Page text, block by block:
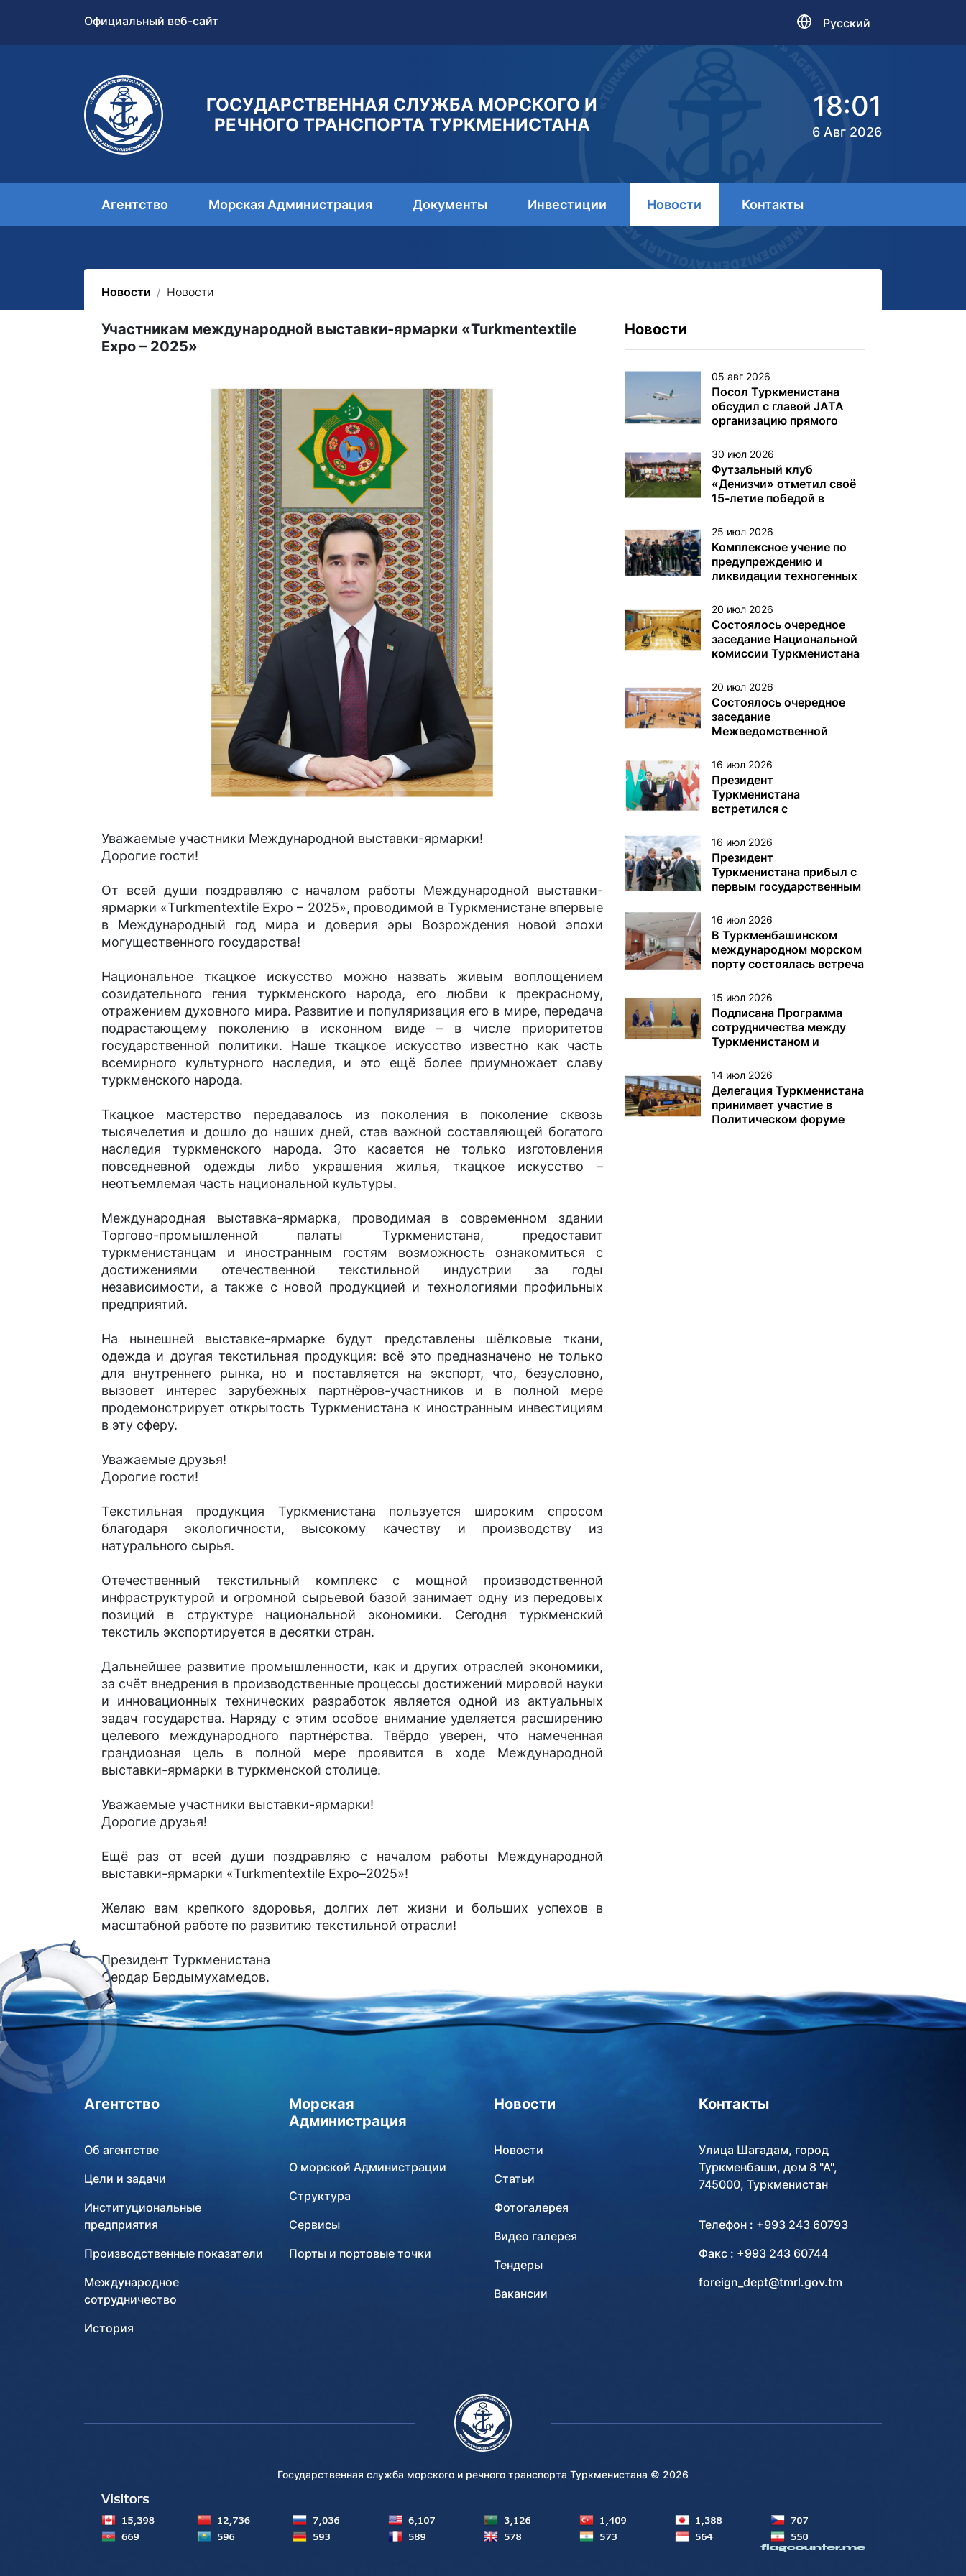
Официальный веб-сайт Русский
ГОСУДАРСТВЕННАЯ СЛУЖБА МОРСКОГО И
РЕЧНОГО ТРАНСПОРТА ТУРКМЕНИСТАНА
18:01
6 Авг 2026
Агентство Морская Администрация Документы Инвестиции Новости Контакты
Новости Новости
Участникам международной выставки-ярмарки «Turkmentextile
Expo – 2025»
Уважаемые участники Международной выставки-ярмарки!
Дорогие гости!
От всей души поздравляю с началом работы Международной выставки-
ярмарки «Turkmentextile Expo – 2025», проводимой в Туркменистане впервые
в Международный год мира и доверия эры Возрождения новой эпохи
могущественного государства!
Национальное ткацкое искусство можно назвать живым воплощением
созидательного гения туркменского народа, его любви к прекрасному,
отражением духовного мира. Развитие и популяризация его в мире, передача
подрастающему поколению в исконном виде – в числе приоритетов
государственной политики. Наше ткацкое искусство известно как часть
всемирного культурного наследия, и это ещё более приумножает славу
туркменского народа.
Ткацкое мастерство передавалось из поколения в поколение сквозь
тысячелетия и дошло до наших дней, став важной составляющей богатого
наследия туркменского народа. Это касается не только изготовления
повседневной одежды либо украшения жилья, ткацкое искусство –
неотъемлемая часть национальной культуры.
Международная выставка-ярмарка, проводимая в современном здании
Торгово-промышленной палаты Туркменистана, предоставит
туркменистанцам и иностранным гостям возможность ознакомиться с
достижениями отечественной текстильной индустрии за годы
независимости, а также с новой продукцией и технологиями профильных
предприятий.
На нынешней выставке-ярмарке будут представлены шёлковые ткани,
одежда и другая текстильная продукция: всё это предназначено не только
для внутреннего рынка, но и поставляется на экспорт, что, безусловно,
вызовет интерес зарубежных партнёров-участников и в полной мере
продемонстрирует открытость Туркменистана к иностранным инвестициям
в эту сферу.
Уважаемые друзья!
Дорогие гости!
Текстильная продукция Туркменистана пользуется широким спросом
благодаря экологичности, высокому качеству и производству из
натурального сырья.
Отечественный текстильный комплекс с мощной производственной
инфраструктурой и огромной сырьевой базой занимает одну из передовых
позиций в структуре национальной экономики. Сегодня туркменский
текстиль экспортируется в десятки стран.
Дальнейшее развитие промышленности, как и других отраслей экономики,
за счёт внедрения в производственные процессы достижений мировой науки
и инновационных технических разработок является одной из актуальных
задач государства. Наряду с этим особое внимание уделяется расширению
целевого международного парт­нёрства. Твёрдо уверен, что намеченная
грандиозная цель в полной мере проявится в ходе Международной
выставки-ярмарки в туркменской столице.
Уважаемые участники выставки-ярмарки!
Дорогие друзья!
Ещё раз от всей души поздравляю с началом работы Международной
выставки-ярмарки «Turkmentextile Expo–2025»!
Желаю вам крепкого здоровья, долгих лет жизни и больших успехов в
масштабной работе по развитию текстильной отрасли!
Президент Туркменистана
Сердар Бердымухамедов.
Новости
05 авг 2026
Посол Туркменистана
обсудил с главой JATA
организацию прямого
30 июл 2026
Футзальный клуб
«Денизчи» отметил своё
15-летие победой в
«Денизчи»
25 июл 2026
Комплексное учение по
предупреждению и
ликвидации техногенных
нефтегазодобывающих
платформах и других
объектах (сооружениях)
различного назначения в
туркменском секторе
20 июл 2026
Состоялось очередное
заседание Национальной
комиссии Туркменистана
20 июл 2026
Состоялось очередное
заседание
Межведомственной
по вопросам Каспийского
моря
16 июл 2026
Президент
Туркменистана
встретился с
16 июл 2026
Президент
Туркменистана прибыл с
первым государственным
16 июл 2026
В Туркменбашинском
международном морском
порту состоялась встреча
15 июл 2026
Подписана Программа
сотрудничества между
Туркменистаном и
14 июл 2026
Делегация Туркменистана
принимает участие в
Политическом форуме
Агентство
Об агентстве
Цели и задачи
Институциональные
предприятия
Производственные показатели
Международное
сотрудничество
История
Морская
Администрация
О морской Администрации
Структура
Сервисы
Порты и портовые точки
Новости
Новости
Статьи
Фотогалерея
Видео галерея
Тендеры
Вакансии
Контакты
Улица Шагадам, город
Туркменбаши, дом 8 "А",
745000, Туркменистан
Телефон : +993 243 60793
Факс : +993 243 60744
foreign_dept@tmrl.gov.tm
Государственная служба морского и речного транспорта Туркменистана © 2026